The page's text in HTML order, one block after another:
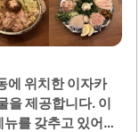
안주로도 적합하
, 늦은 시간까지 운
수 있는 점이 큰 장
구성이 매력적
뉴는 여러 가지
에 위치한 이자카
을 제공합니다. 이
뉴를 갖추고 있어,